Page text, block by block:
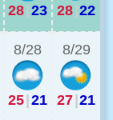
28 23 28 22
8/28
25 21
8/29
27 21